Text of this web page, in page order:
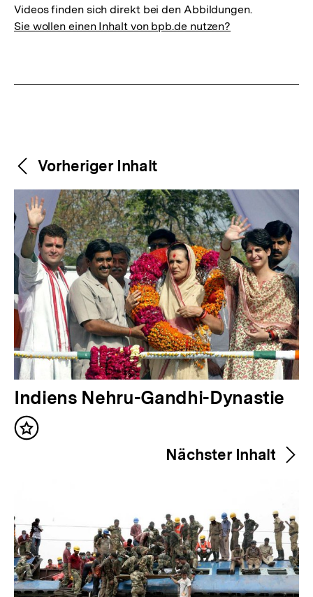
Videos finden sich direkt bei den Abbildungen.
Sie wollen einen Inhalt von bpb.de nutzen?
Weitere
Inhalte
Content-
Navigation
Vorheriger Inhalt
V
o
r
i
g
e
r
Indiens Nehru-Gandhi-Dynastie
Inhalt
Nächster Inhalt